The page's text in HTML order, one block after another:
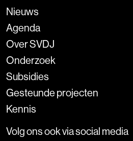
Nieuws
Agenda
Over SVDJ
Onderzoek
Subsidies
Gesteunde projecten
Kennis
Volg ons ook via social media